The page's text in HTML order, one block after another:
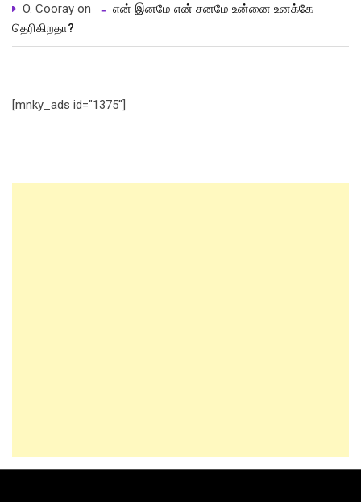
O. Cooray on
என் இனமே என் சனமே உன்னை உனக்கே
தெரிகிறதா?
[mnky_ads id="1375"]